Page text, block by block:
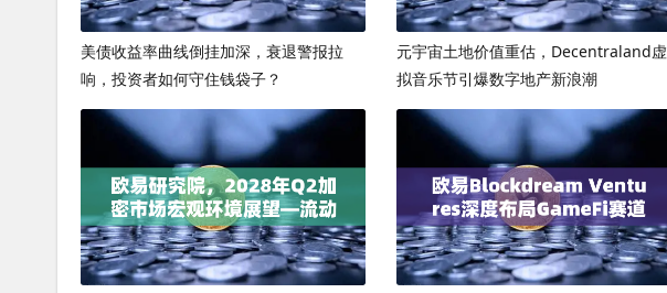
美债收益率曲线倒挂加深，衰退警报拉
响，投资者如何守住钱袋子？
元宇宙土地价值重估，Decentraland虚
拟音乐节引爆数字地产新浪潮